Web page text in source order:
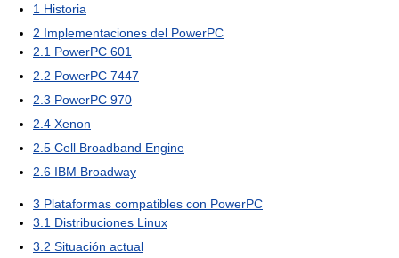
1 Historia
2 Implementaciones del PowerPC
2.1 PowerPC 601
2.2 PowerPC 7447
2.3 PowerPC 970
2.4 Xenon
2.5 Cell Broadband Engine
2.6 IBM Broadway
3 Plataformas compatibles con PowerPC
3.1 Distribuciones Linux
3.2 Situación actual